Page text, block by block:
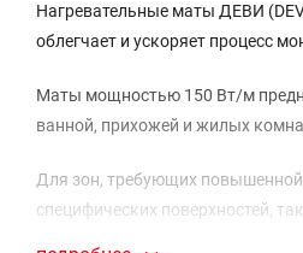
Нагревательные маты ДЕВИ
облегчает и ускоряет процесс
Маты мощностью 150 Вт/м
ванной, прихожей и жилых
Для зон, требующих
специфических поверхностей,